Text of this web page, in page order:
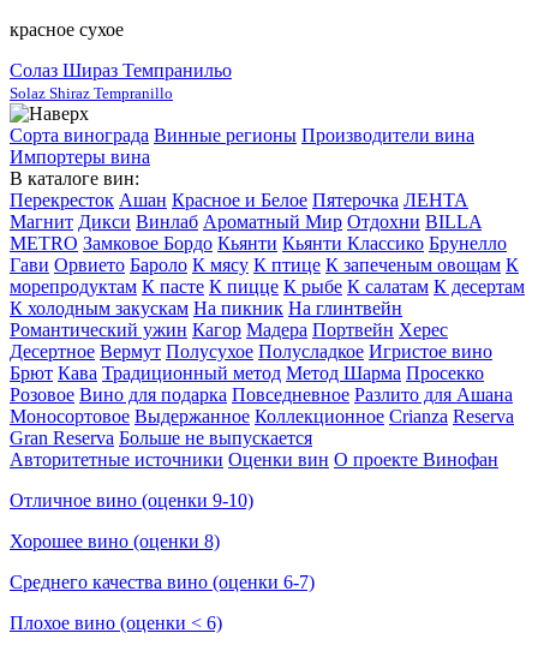
красное сухое
Солаз Шираз Темпранильо
Solaz Shiraz Tempranillo
Сорта винограда Винные регионы Производители вина
Импортеры вина
В каталоге вин:
Перекресток Ашан Красное и Белое Пятерочка ЛЕНТА
Магнит Дикси Винлаб Ароматный Мир Отдохни BILLA
METRO Замковое Бордо Кьянти Кьянти Классико Брунелло
Гави Орвието Бароло К мясу К птице К запеченым овощам К
морепродуктам К пасте К пицце К рыбе К салатам К десертам
К холодным закускам На пикник На глинтвейн
Романтический ужин Кагор Мадера Портвейн Херес
Десертное Вермут Полусухое Полусладкое Игристое вино
Брют Кава Традиционный метод Метод Шарма Просекко
Розовое Вино для подарка Повседневное Разлито для Ашана
Моносортовое Выдержанное Коллекционное Crianza Reserva
Gran Reserva Больше не выпускается
Авторитетные источники Оценки вин О проекте Винофан
Отличное вино (оценки 9-10)
Хорошее вино (оценки 8)
Среднего качества вино (оценки 6-7)
Плохое вино (оценки < 6)